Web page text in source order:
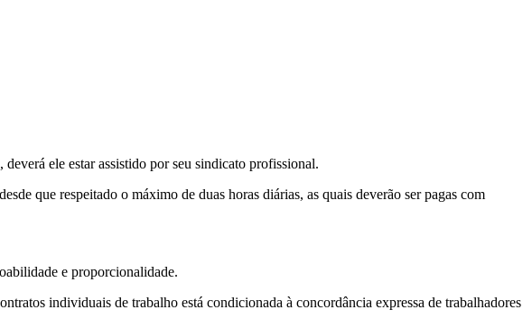
ele estar assistido por seu sindicato profissional.
que respeitado o máximo de duas horas diárias, as quais deverão ser pagas com
e proporcionalidade.
individuais de trabalho está condicionada à concordância expressa de trabalhadores